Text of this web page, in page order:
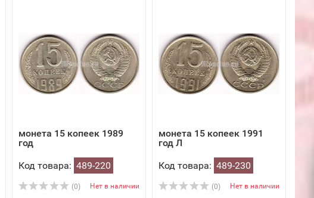
монета 15 копеек 1989
год
Код товара: 489-220
(0) Нет в наличии
монета 15 копеек 1991
год Л
Код товара: 489-230
(0) Нет в наличии